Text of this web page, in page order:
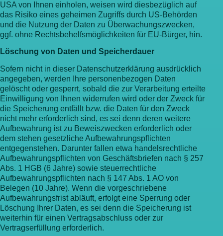
USA von Ihnen einholen, weisen wird diesbezüglich auf
das Risiko eines geheimen Zugriffs durch US-Behörden
und die Nutzung der Daten zu Überwachungszwecken,
ggf. ohne Rechtsbehelfsmöglichkeiten für EU-Bürger, hin.
Löschung von Daten und Speicherdauer
Sofern nicht in dieser Datenschutzerklärung ausdrücklich
angegeben, werden Ihre personenbezogen Daten
gelöscht oder gesperrt, sobald die zur Verarbeitung erteilte
Einwilligung von Ihnen widerrufen wird oder der Zweck für
die Speicherung entfällt bzw. die Daten für den Zweck
nicht mehr erforderlich sind, es sei denn deren weitere
Aufbewahrung ist zu Beweiszwecken erforderlich oder
dem stehen gesetzliche Aufbewahrungspflichten
entgegenstehen. Darunter fallen etwa handelsrechtliche
Aufbewahrungspflichten von Geschäftsbriefen nach § 257
Abs. 1 HGB (6 Jahre) sowie steuerrechtliche
Aufbewahrungspflichten nach § 147 Abs. 1 AO von
Belegen (10 Jahre). Wenn die vorgeschriebene
Aufbewahrungsfrist abläuft, erfolgt eine Sperrung oder
Löschung Ihrer Daten, es sei denn die Speicherung ist
weiterhin für einen Vertragsabschluss oder zur
Vertragserfüllung erforderlich.